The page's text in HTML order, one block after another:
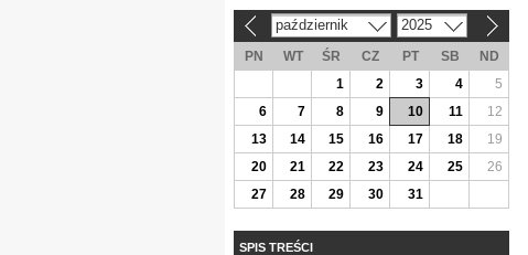
październik 2025
PN WT ŚR CZ PT SB
ND
1
2 3 4
5
6
7 8 9 10 11
12
13
14 15 16 17 18
19
20
21 22 23 24 25
26
27
28 29 30 31
SPIS TREŚCI